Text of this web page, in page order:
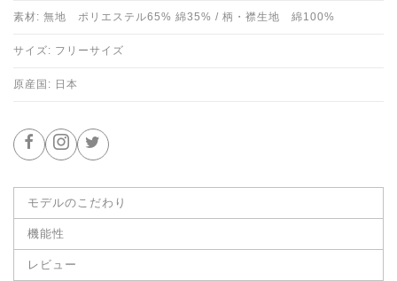
素材: 無地 ポリエステル65% 綿35% / 柄・襟生地 綿100%
サイズ: フリーサイズ
原産国: 日本
モデルのこだわり
機能性
レビュー